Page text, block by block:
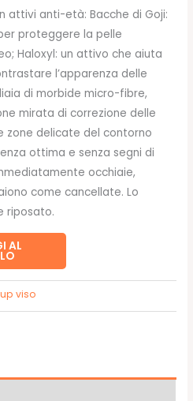
attivi anti-età: Bacche di Goji:
proteggere la pelle
Haloxyl: un attivo che aiuta
l’apparenza delle
di morbide micro-fibre,
mirata di correzione delle
zone delicate del contorno
ottima e senza segni di
occhiaie,
come cancellate. Lo
riposato.
AL
viso